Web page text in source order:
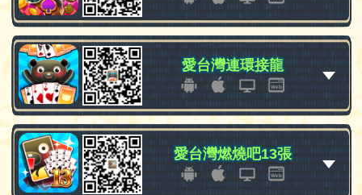
愛台灣連環接龍
愛台灣連環接龍
愛台灣燃燒吧13張
愛台灣燃燒吧13張